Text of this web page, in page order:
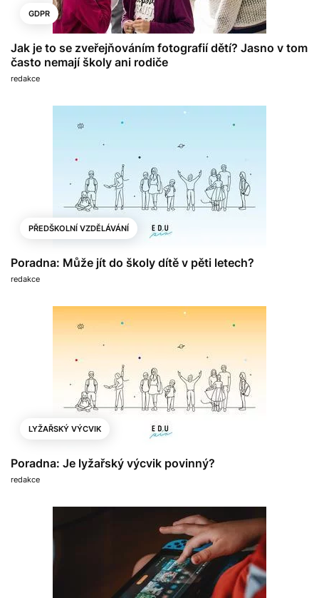
GDPR
Jak je to se zveřejňováním fotografií dětí? Jasno v tom
často nemají školy ani rodiče
redakce
PŘEDŠKOLNÍ VZDĚLÁVÁNÍ
Poradna: Může jít do školy dítě v pěti letech?
redakce
LYŽAŘSKÝ VÝCVIK
Poradna: Je lyžařský výcvik povinný?
redakce